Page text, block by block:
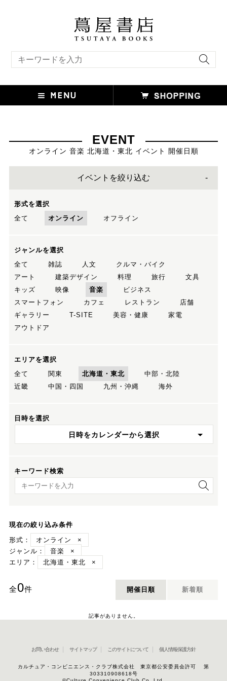
EVENT
オンライン 音楽 北海道・東北 イベント 開催日順
イベントを絞り込む
形式を選択
全て
オンライン オフライン
ジャンルを選択
全て
雑誌 人文
クルマ・バイク
アート
建築デザイン 料理 旅行
文具
キッズ
映像 音楽
ビジネス
スマートフォン
カフェ レストラン
店舗
ギャラリー
T-SITE 美容・健康
家電
アウトドア
エリアを選択
全て
関東 北海道・東北
中部・北陸
近畿
中国・四国 九州・沖縄 海外
日時を選択
日時をカレンダーから選択
キーワード検索
キーワード検索
現在の絞り込み条件
形式：
オンライン
×
ジャンル：
音楽
×
エリア：
北海道・東北 ×
全0件 開催日順 新着順
記事がありません。
お問い合わせ サイトマップ このサイトについて 個人情報保護方針
カルチュア・コンビニエンス・クラブ株式会社 東京都公安委員会許可 第
303310908618号